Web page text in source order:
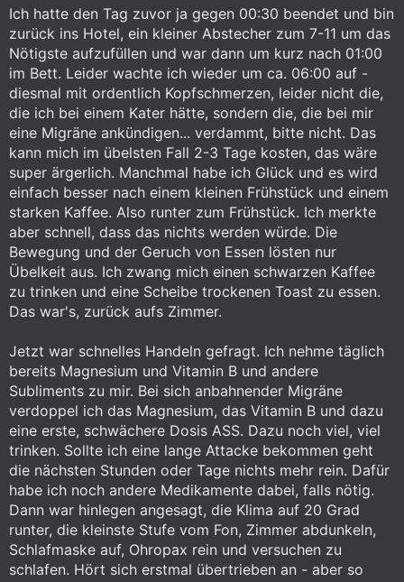
Ich hatte den Tag zuvor ja gegen 00:30 beendet und bin
zurück ins Hotel, ein kleiner Abstecher zum 7-11 um das
Nötigste aufzufüllen und war dann um kurz nach 01:00
im Bett. Leider wachte ich wieder um ca. 06:00 auf -
diesmal mit ordentlich Kopfschmerzen, leider nicht die,
die ich bei einem Kater hätte, sondern die, die bei mir
eine Migräne ankündigen... verdammt, bitte nicht. Das
kann mich im übelsten Fall 2-3 Tage kosten, das wäre
super ärgerlich. Manchmal habe ich Glück und es wird
einfach besser nach einem kleinen Frühstück und einem
starken Kaffee. Also runter zum Frühstück. Ich merkte
aber schnell, dass das nichts werden würde. Die
Bewegung und der Geruch von Essen lösten nur
Übelkeit aus. Ich zwang mich einen schwarzen Kaffee
zu trinken und eine Scheibe trockenen Toast zu essen.
Das war's, zurück aufs Zimmer.
Jetzt war schnelles Handeln gefragt. Ich nehme täglich
bereits Magnesium und Vitamin B und andere
Subliments zu mir. Bei sich anbahnender Migräne
verdoppel ich das Magnesium, das Vitamin B und dazu
eine erste, schwächere Dosis ASS. Dazu noch viel, viel
trinken. Sollte ich eine lange Attacke bekommen geht
die nächsten Stunden oder Tage nichts mehr rein. Dafür
habe ich noch andere Medikamente dabei, falls nötig.
Dann war hinlegen angesagt, die Klima auf 20 Grad
runter, die kleinste Stufe vom Fon, Zimmer abdunkeln,
Schlafmaske auf, Ohropax rein und versuchen zu
schlafen. Hört sich erstmal übertrieben an - aber so